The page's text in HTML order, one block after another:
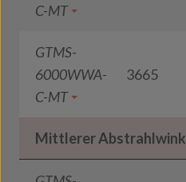
C-MT
GTMS-
6000WWA-
C-MT
3665
Mittlerer